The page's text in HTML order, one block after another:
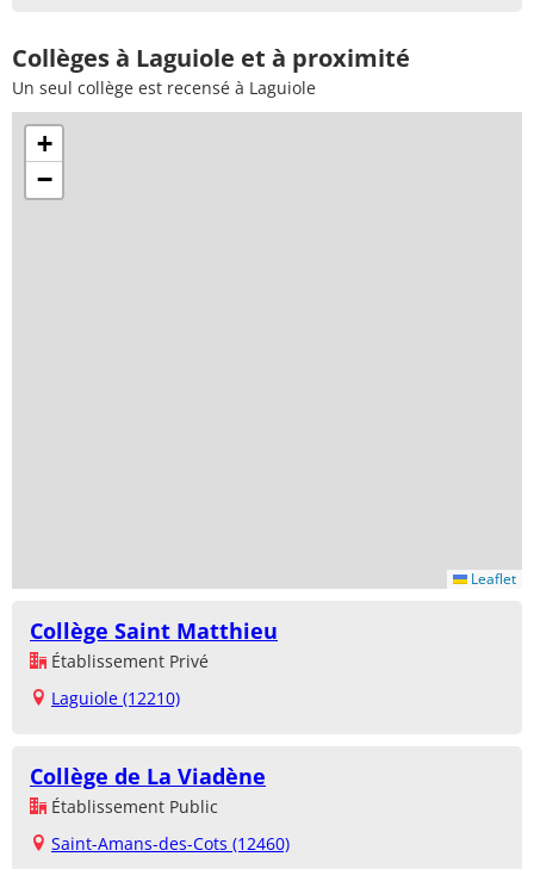
Collèges à Laguiole et à proximité
Un seul collège est recensé à Laguiole
+
−
Leaflet
Collège Saint Matthieu
Établissement Privé
Laguiole (12210)
Collège de La Viadène
Établissement Public
Saint-Amans-des-Cots (12460)